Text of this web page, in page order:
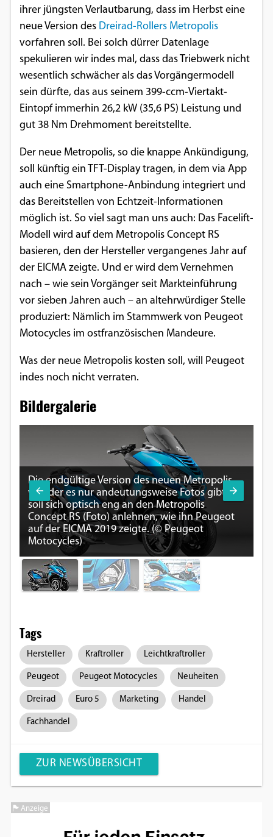
ihrer jüngsten Verlautbarung, dass im Herbst eine
neue Version des Dreirad-Rollers Metropolis
vorfahren soll. Bei solch dürrer Datenlage
spekulieren wir indes mal, dass das Triebwerk nicht
wesentlich schwächer als das Vorgängermodell
sein dürfte, das aus seinem 399-ccm-Viertakt-
Eintopf immerhin 26,2 kW (35,6 PS) Leistung und
gut 38 Nm Drehmoment bereitstellte.
Der neue Metropolis, so die knappe Ankündigung,
soll künftig ein TFT-Display tragen, in dem via App
auch eine Smartphone-Anbindung integriert und
das Bereitstellen von Echtzeit-Informationen
möglich ist. So viel sagt man uns auch: Das Facelift-
Modell wird auf dem Metropolis Concept RS
basieren, den der Hersteller vergangenes Jahr auf
der EICMA zeigte. Und er wird dem Vernehmen
nach – wie sein Vorgänger seit Markteinführung
vor sieben Jahren auch – an altehrwürdiger Stelle
produziert: Nämlich im Stammwerk von Peugeot
Motocycles im ostfranzösischen Mandeure.
Was der neue Metropolis kosten soll, will Peugeot
indes noch nicht verraten.
Bildergalerie
Die endgültige Version des neuen Metropolis,
von der es nur andeutungsweise Fotos gibt,
soll sich optisch eng an den Metropolis
Concept RS (Foto) anlehnen, wie ihn Peugeot
auf der EICMA 2019 zeigte. (© Peugeot
Motocycles)
Tags
Hersteller Kraftroller Leichtkraftroller
Peugeot Peugeot Motocycles Neuheiten
Dreirad Euro 5 Marketing Handel
Fachhandel
ZUR NEWSÜBERSICHT
Anzeige
Dieser Cookie speichert die ausgewählten
Einverständnis-Optionen des Benutzers
Cookie Laufzeit:
1 Jahr
EXTERNE MEDIEN
Um Inhalte von Videoplattformen und
Social Media Plattformen anzeigen zu
können, werden von diesen externen
Medien Cookies gesetzt.
YouTube
Vimeo
Google Maps
Anbieter: